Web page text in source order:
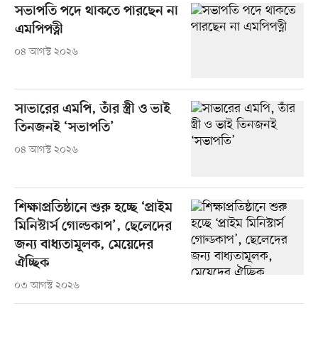
সভাপতি পদে থাকতে পারছেন না
এমপিপত্নী
০৪ আগস্ট ২০২৬
সাভারের এমপি, তাঁর স্ত্রী ও ভাই
তিনজনই ‘সভাপতি’
০৪ আগস্ট ২০২৬
শিক্ষাপ্রতিষ্ঠানে শুরু হচ্ছে ‘প্রাইম
মিনিস্টার্স গোল্ডকাপ’, ছেলেদের
জন্য বাধ্যতামূলক, মেয়েদের
ঐচ্ছিক
০৩ আগস্ট ২০২৬